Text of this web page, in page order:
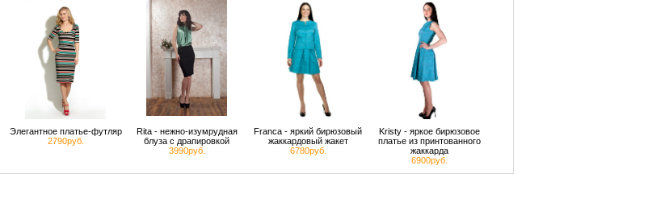
Элегантное платье-футляр
2790руб.
Rita - нежно-изумрудная
блуза с драпировкой
3990руб.
Franca - яркий бирюзовый
жаккардовый жакет
6780руб.
Kristy - яркое бирюзовое
платье из принтованного
жаккарда
6900руб.